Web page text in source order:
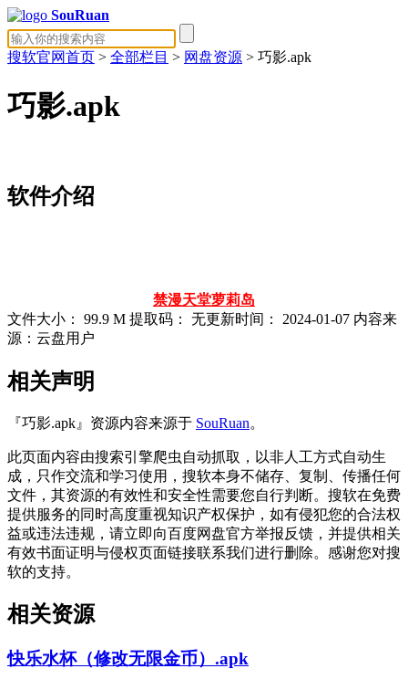
SouRuan
搜软官网首页 > 全部栏目 > 网盘资源 > 巧影.apk
巧影.apk
软件介绍
禁漫天堂萝莉岛
文件大小：
99.9 M 提取码： 无更新时间： 2024-01-07 内容来
源：云盘用户
相关声明
『巧影.apk』资源内容来源于 SouRuan。
此页面内容由搜索引擎爬虫自动抓取，以非人工方式自动生
成，只作交流和学习使用，搜软本身不储存、复制、传播任何
文件，其资源的有效性和安全性需要您自行判断。搜软在免费
提供服务的同时高度重视知识产权保护，如有侵犯您的合法权
益或违法违规，请立即向百度网盘官方举报反馈，并提供相关
有效书面证明与侵权页面链接联系我们进行删除。感谢您对搜
软的支持。
相关资源
快乐水杯（修改无限金币）.apk